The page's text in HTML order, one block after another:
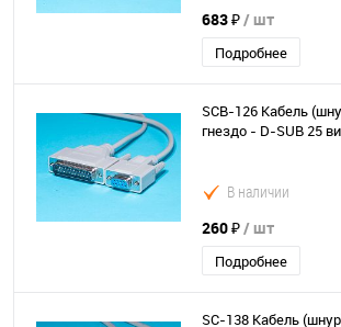
683 ₽/ шт
Подробнее
SCB-126 Кабель
гнездо - D-SUB 25
В наличии
260 ₽/ шт
Подробнее
SC-138 Кабель